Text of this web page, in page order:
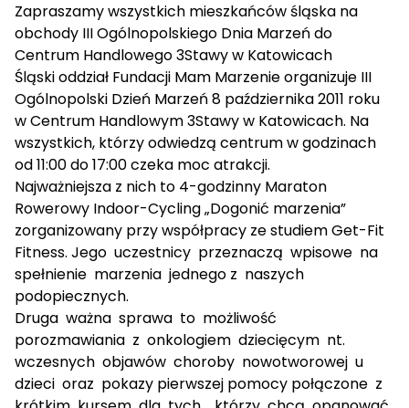
Zapraszamy wszystkich mieszkańców śląska na
obchody III Ogólnopolskiego Dnia Marzeń do
Centrum Handlowego 3Stawy w Katowicach
Śląski oddział Fundacji Mam Marzenie organizuje III
Ogólnopolski Dzień Marzeń 8 października 2011 roku
w Centrum Handlowym 3Stawy w Katowicach. Na
wszystkich, którzy odwiedzą centrum w godzinach
od 11:00 do 17:00 czeka moc atrakcji.
Najważniejsza z nich to 4-godzinny Maraton
Rowerowy Indoor-Cycling „Dogonić marzenia”
zorganizowany przy współpracy ze studiem Get-Fit
Fitness. Jego uczestnicy przeznaczą wpisowe na
spełnienie marzenia jednego z naszych
podopiecznych.
Druga ważna sprawa to możliwość
porozmawiania z onkologiem dziecięcym nt.
wczesnych objawów choroby nowotworowej u
dzieci oraz pokazy pierwszej pomocy połączone z